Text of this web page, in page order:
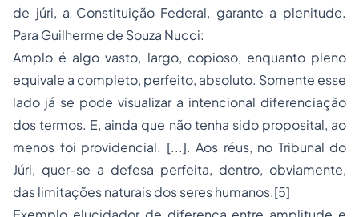
de júri, a Constituição Federal, garante a plenitude.
Para Guilherme de Souza Nucci:
Amplo é algo vasto, largo, copioso, enquanto pleno
equivale a completo, perfeito, absoluto. Somente esse
lado já se pode visualizar a intencional diferenciação
dos termos. E, ainda que não tenha sido proposital, ao
menos foi providencial. [...]. Aos réus, no Tribunal do
Júri, quer-se a defesa perfeita, dentro, obviamente,
das limitações naturais dos seres humanos.[5]